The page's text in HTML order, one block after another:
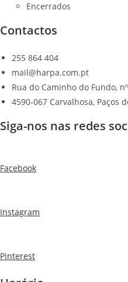
Encerrados
Contactos
255 864 404
mail@harpa.com.pt
Rua do Caminho do Fundo,
4590-067 Carvalhosa, Paços
Siga-nos nas redes
Facebook
Instagram
Pinterest